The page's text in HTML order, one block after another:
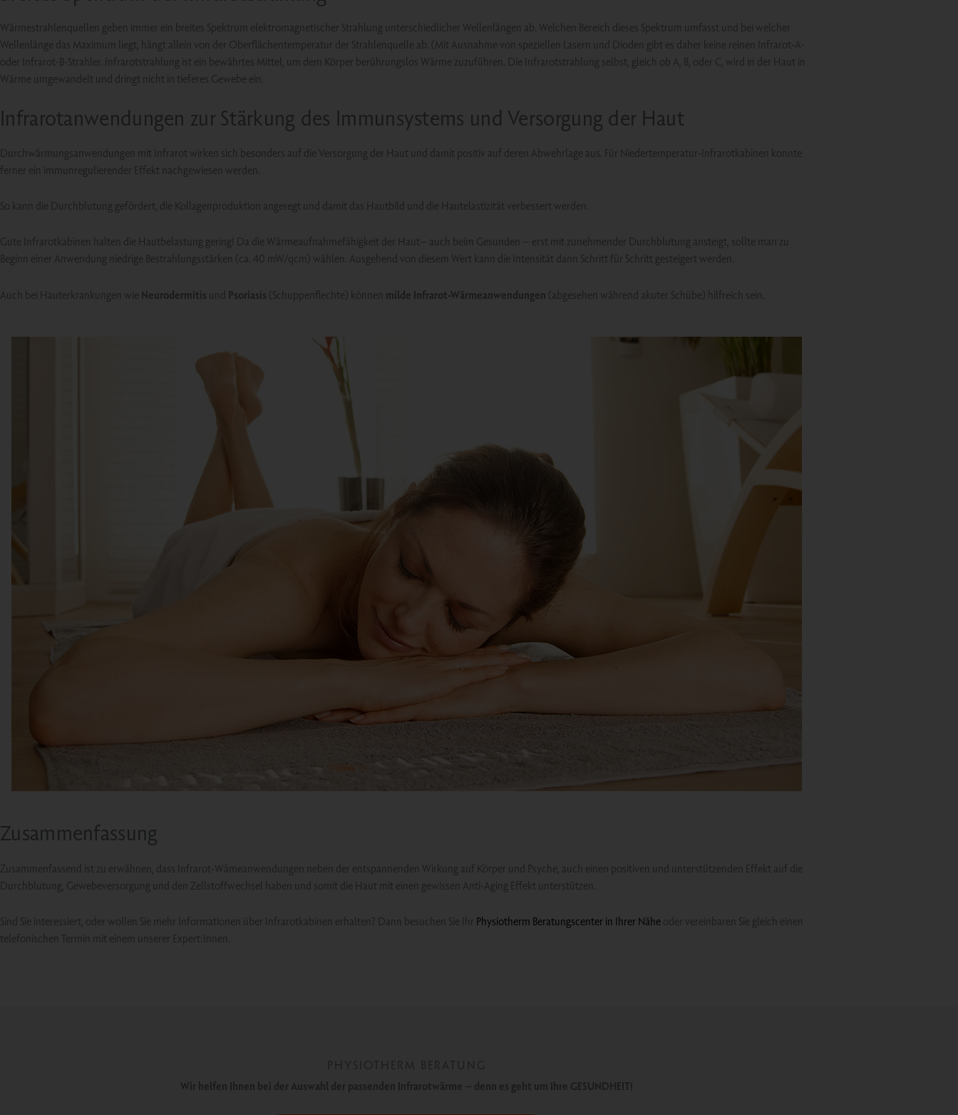
Wärmestrahlenquellen geben immer ein breites Spektrum elektromagnetischer Strahlung unterschiedlicher Wellenlängen ab. Welchen Bereich dieses Spektrum umfasst und bei welcher
Wellenlänge das Maximum liegt, hängt allein von der Oberflächentemperatur der Strahlenquelle ab. (Mit Ausnahme von speziellen Lasern und Dioden gibt es daher keine reinen Infrarot-A-
oder Infrarot-B-Strahler. Infrarotstrahlung ist ein bewährtes Mittel, um dem Körper berührungslos Wärme zuzuführen. Die Infrarotstrahlung selbst, gleich ob A, B, oder C, wird in der Haut in
Wärme umgewandelt und dringt nicht in tieferes Gewebe ein.
Infrarotanwendungen zur Stärkung des Immunsystems und Versorgung der Haut
Durchwärmungsanwendungen mit Infrarot wirken sich besonders auf die Versorgung der Haut und damit positiv auf deren Abwehrlage aus. Für Niedertemperatur-Infrarotkabinen konnte
ferner ein immunregulierender Effekt nachgewiesen werden.
So kann die Durchblutung gefördert, die Kollagenproduktion angeregt und damit das Hautbild und die Hautelastizität verbessert werden.
Gute Infrarotkabinen halten die Hautbelastung gering! Da die Wärmeaufnahmefähigkeit der Haut– auch beim Gesunden – erst mit zunehmender Durchblutung ansteigt, sollte man zu
Beginn einer Anwendung niedrige Bestrahlungsstärken (ca. 40 mW/qcm) wählen. Ausgehend von diesem Wert kann die Intensität dann Schritt für Schritt gesteigert werden.
Auch bei Hauterkrankungen wie Neurodermitis und Psoriasis (Schuppenflechte) können milde Infrarot-Wärmeanwendungen (abgesehen während akuter Schübe) hilfreich sein.
Zusammenfassung
Zusammenfassend ist zu erwähnen, dass Infrarot-Wämeanwendungen neben der entspannenden Wirkung auf Körper und Psyche, auch einen positiven und unterstützenden Effekt auf die
Durchblutung, Gewebeversorgung und den Zellstoffwechsel haben und somit die Haut mit einen gewissen Anti-Aging Effekt unterstützen.
Sind Sie interessiert, oder wollen Sie mehr Informationen über Infrarotkabinen erhalten? Dann besuchen Sie Ihr Physiotherm Beratungscenter in Ihrer Nähe oder vereinbaren Sie gleich einen
telefonischen Termin mit einem unserer Expert:Innen.